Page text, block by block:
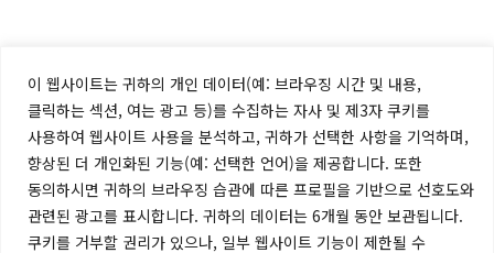
이 웹사이트는 귀하의 개인 데이터(예: 브라우징 시간 및 내용,
클릭하는 섹션, 여는 광고 등)를 수집하는 자사 및 제3자 쿠키를
사용하여 웹사이트 사용을 분석하고, 귀하가 선택한 사항을 기억하며,
향상된 더 개인화된 기능(예: 선택한 언어)을 제공합니다. 또한
동의하시면 귀하의 브라우징 습관에 따른 프로필을 기반으로 선호도와
관련된 광고를 표시합니다. 귀하의 데이터는 6개월 동안 보관됩니다.
쿠키를 거부할 권리가 있으나, 일부 웹사이트 기능이 제한될 수
한국부유식풍력㈜ / 이스트블루파워㈜
44726, 울산 남구 삼산로 182, 보림타워 16층(남구 달동 117-4)
T. 052-227-5400 F. 052-227-5401